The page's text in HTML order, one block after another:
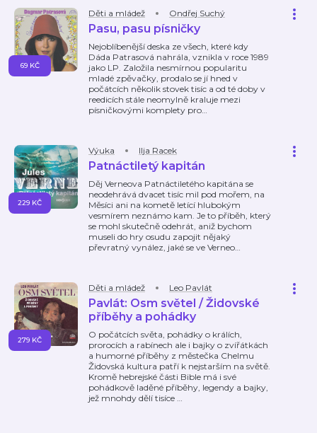
Děti a mládež Ondřej Suchý
Pasu, pasu písničky
Nejoblíbenější deska ze všech, které kdy
Dáda Patrasová nahrála, vznikla v roce 1989
jako LP. Založila nesmírnou popularitu
mladé zpěvačky, prodalo se jí hned v
počátcích několik stovek tisíc a od té doby v
reedicích stále neomylně kraluje mezi
písničkovými komplety pro…
69 KČ
Výuka Ilja Racek
Patnáctiletý kapitán
Děj Verneova Patnáctiletého kapitána se
neodehrává dvacet tisíc mil pod mořem, na
Měsíci ani na kometě letící hlubokým
vesmírem neznámo kam. Je to příběh, který
se mohl skutečně odehrát, aniž bychom
museli do hry osudu zapojit nějaký
převratný vynález, jaké se ve Verneo…
229 KČ
Děti a mládež Leo Pavlát
Pavlát: Osm světel / Židovské
příběhy a pohádky
O počátcích světa, pohádky o králích,
prorocích a rabínech ale i bajky o zvířátkách
a humorné příběhy z městečka Chelmu
Židovská kultura patří k nejstarším na světě.
Kromě hebrejské části Bible má i své
pohádkově laděné příběhy, legendy a bajky,
jež mnohdy dělí tisíce …
279 KČ